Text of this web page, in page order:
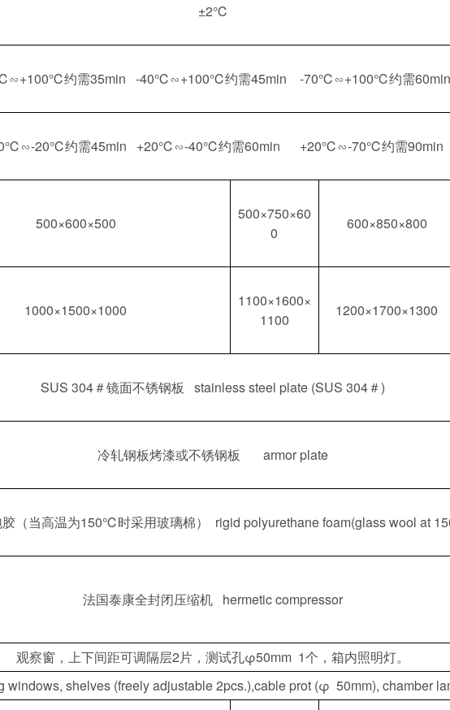
±2℃
约需35min -40℃∽+100℃约需45min -70℃∽+100℃约需60min
20℃约需45min +20℃∽-40℃约需60min +20℃∽-70℃约需90min
500×600×500
500×750×60
0
600×850×800
1000×1500×1000
1100×1600×
1100
1200×1700×1300
SUS 304＃镜面不锈钢板 stainless steel plate (SUS 304＃)
冷轧钢板烤漆或不锈钢板 armor plate
胶（当高温为150℃时采用玻璃棉） rigid polyurethane foam(glass wool at
法国泰康全封闭压缩机 hermetic compressor
观察窗，上下间距可调隔层2片，测试孔φ50mm 1个，箱内照明灯。
windows, shelves (freely adjustable 2pcs.),cable prot (φ 50mm), chamber